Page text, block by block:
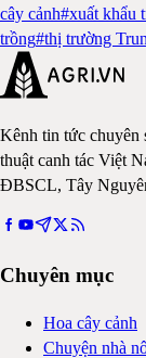
cây cảnh#xuất khẩu
trồng#thị trường
Kênh tin tức chuyên
thuật canh tác Việt
ĐBSCL, Tây
Chuyên mục
Hoa cây cảnh
Chuyện nhà